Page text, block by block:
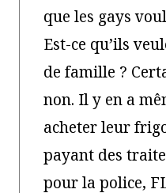
que les gays
Est-ce qu’ils
de famille ?
non. Il y en a
acheter leur
payant des
pour la police,